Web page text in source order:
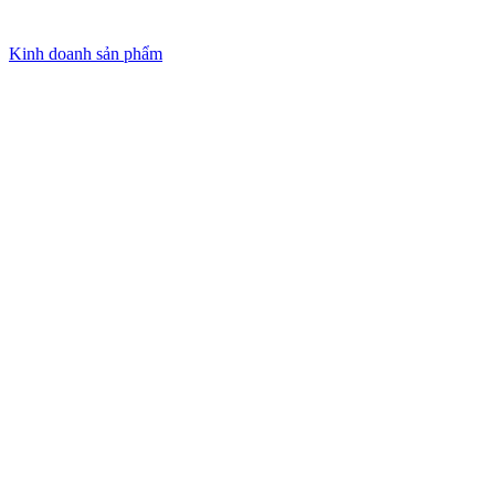
Kinh doanh sản phẩm